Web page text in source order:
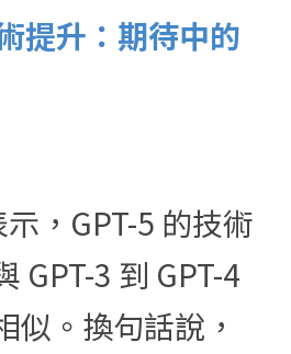
提升：期待中的
，GPT-5 的技術
GPT-3 到 GPT-4
似。換句話說，